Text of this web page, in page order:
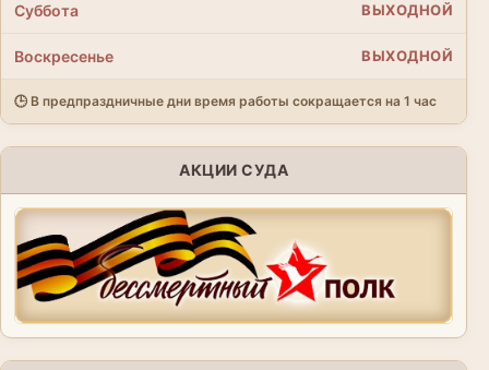
Суббота ВЫХОДНОЙ
Воскресенье ВЫХОДНОЙ
🕒 В предпраздничные дни время работы сокращается на 1 час
АКЦИИ СУДА